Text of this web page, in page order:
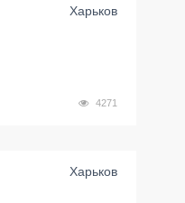
Харьков
4271
Харьков